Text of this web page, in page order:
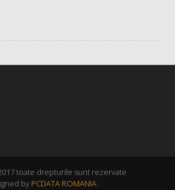
toate drepturile sunt rezervate
by PCDATA ROMANIA